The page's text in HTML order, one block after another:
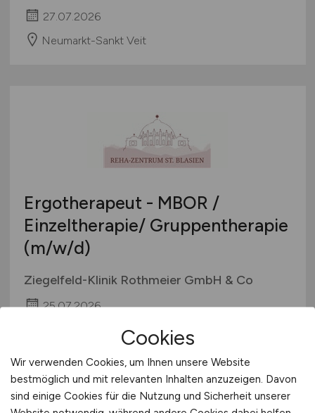
27.07.2026
Neumarkt-Sankt Veit
Ergotherapeut - MBOR /
Einzeltherapie/ Gruppentherapie
(m/w/d)
Ziegelfeld-Klinik Rothmeier GmbH & Co
25.07.2026
Cookies
Wir verwenden Cookies, um Ihnen unsere Website
bestmöglich und mit relevanten Inhalten anzuzeigen. Davon
sind einige Cookies für die Nutzung und Sicherheit unserer